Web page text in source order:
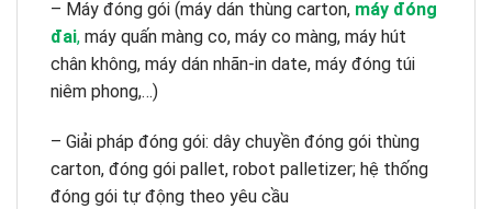
– Máy đóng gói (máy dán thùng carton, máy đóng
đai, máy quấn màng co, máy co màng, máy hút
chân không, máy dán nhãn-in date, máy đóng túi
niêm phong,…)
– Giải pháp đóng gói: dây chuyền đóng gói thùng
carton, đóng gói pallet, robot palletizer; hệ thống
đóng gói tự động theo yêu cầu